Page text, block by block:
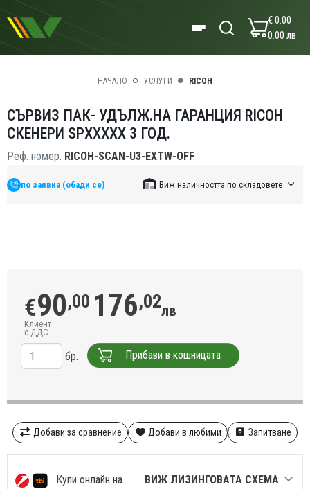
€ 0.00
0.00 лв
НАЧАЛО УСЛУГИ RICOH
СЪРВИЗ ПАК- УДЪЛЖ.НА ГАРАНЦИЯ RICOH
СКЕНЕРИ SPXXXXX 3 ГОД.
Реф. номер: RICOH-SCAN-U3-EXTW-OFF
по заявка (обади се) Виж наличността по складовете
€90,00 176,02лв
Клиент
с ДДС
бр. Прибави в кошницата
Добави за сравнение Добави в любими Запитване
Купи онлайн на
ВИЖ ЛИЗИНГОВАТА СХЕМА